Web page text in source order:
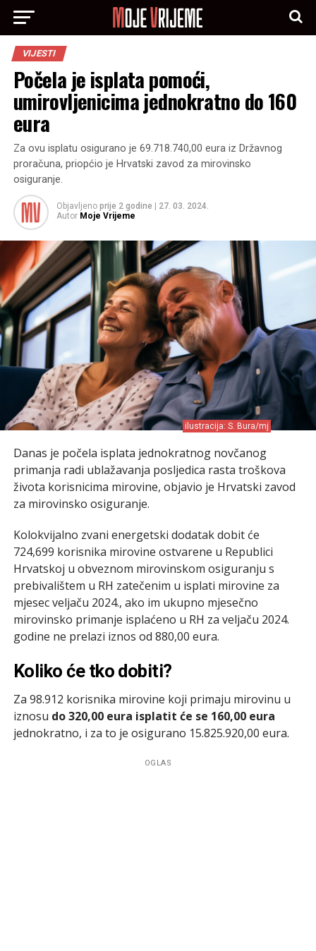
VIJESTI
Počela je isplata pomoći,
umirovljenicima jednokratno do 160
eura
Za ovu isplatu osigurano je 69.718.740,00 eura iz Državnog
proračuna, priopćio je Hrvatski zavod za mirovinsko
osiguranje.
Objavljeno prije 2 godine
27. 03. 2024.
Autor Moje Vrijeme
ilustracija: S. Bura/mj
Danas je počela isplata jednokratnog novčanog
primanja radi ublažavanja posljedica rasta troškova
života korisnicima mirovine, objavio je Hrvatski zavod
za mirovinsko osiguranje.
Kolokvijalno zvani energetski dodatak dobit će
724,699 korisnika mirovine ostvarene u Republici
Hrvatskoj u obveznom mirovinskom osiguranju s
prebivalištem u RH zatečenim u isplati mirovine za
mjesec veljaču 2024., ako im ukupno mjesečno
mirovinsko primanje isplaćeno u RH za veljaču 2024.
godine ne prelazi iznos od 880,00 eura.
Koliko će tko dobiti?
Za 98.912 korisnika mirovine koji primaju mirovinu u
iznosu do 320,00 eura isplatit će se 160,00 eura
jednokratno, i za to je osigurano 15.825.920,00 eura.
OGLAS